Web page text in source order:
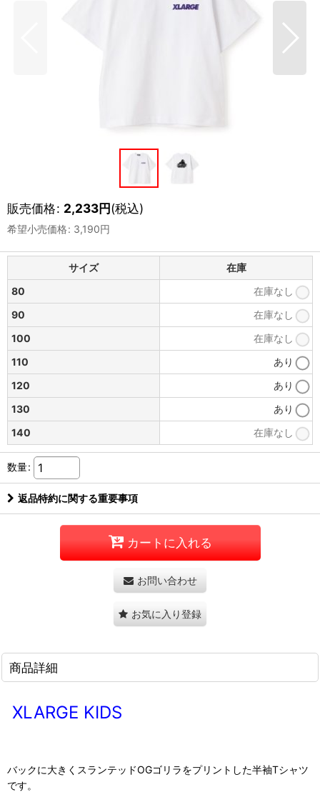
販売価格: 2,233円(税込)
希望小売価格: 3,190円
サイズ
在庫
80
在庫なし
90
在庫なし
100
在庫なし
110
あり
120
あり
130
あり
140
在庫なし
数量:
返品特約に関する重要事項
カートに入れる
お問い合わせ
お気に入り登録
商品詳細
XLARGE KIDS
バックに大きくスランテッドOGゴリラをプリントした半袖Tシャツ
です。